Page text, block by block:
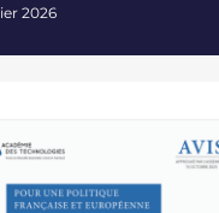
2026